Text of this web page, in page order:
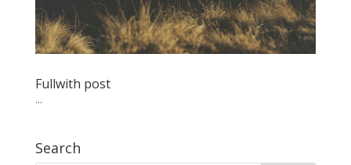
Fullwith post
...
Search